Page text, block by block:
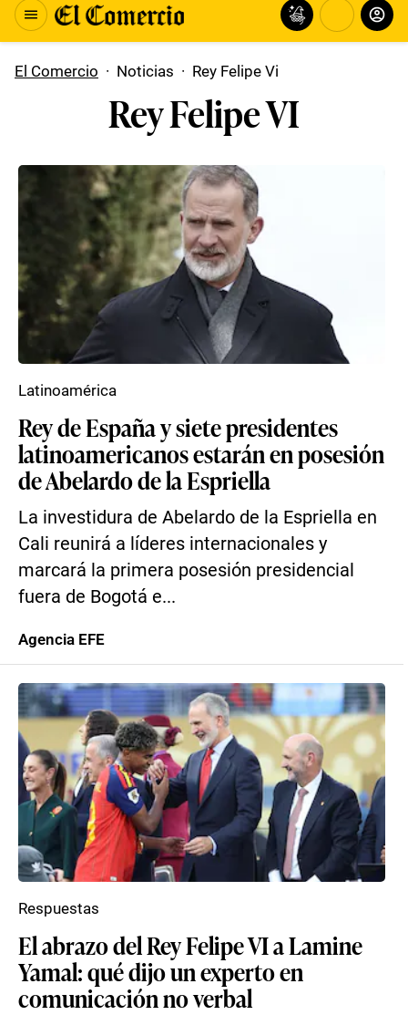
El Comercio · Noticias · Rey Felipe Vi
Rey Felipe VI
Rey de España y siete presidentes
latinoamericanos estarán en posesión
de Abelardo de la Espriella
La investidura de Abelardo de la Espriella en
Cali reunirá a líderes internacionales y
marcará la primera posesión presidencial
fuera de Bogotá e...
Latinoamérica
Agencia EFE
El abrazo del Rey Felipe VI a Lamine
Yamal: qué dijo un experto en
comunicación no verbal
Respuestas